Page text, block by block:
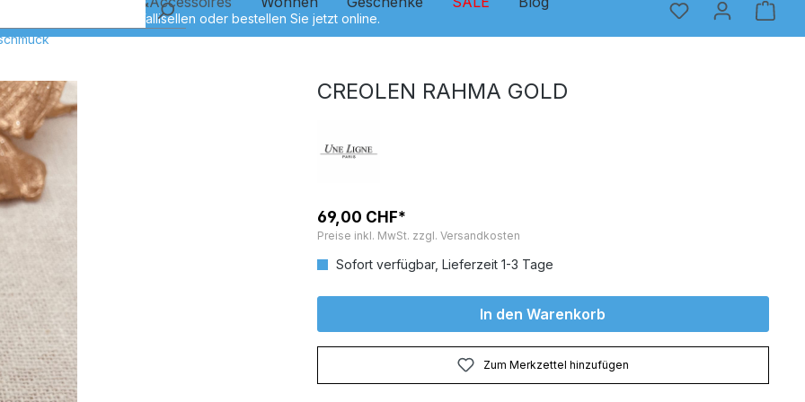
CREOLEN RAHMA GOLD
69,00 CHF*
Preise inkl. MwSt. zzgl. Versandkosten
Sofort verfügbar, Lieferzeit 1-3 Tage
In den Warenkorb
Zum Merkzettel hinzufügen